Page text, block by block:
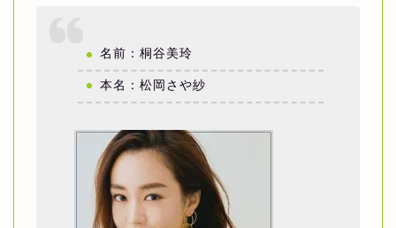
名前：桐谷美玲
本名：松岡さや紗